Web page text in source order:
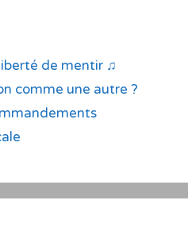
de mentir ♫
comme une autre ?